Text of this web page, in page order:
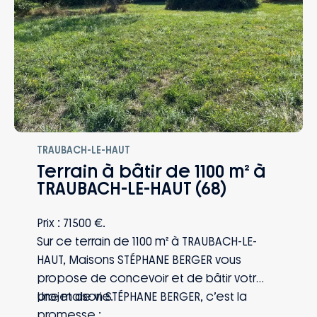
famille êtes protégés, quoi qu’il arrive.
TRAUBACH-LE-HAUT
Terrain à bâtir de 1100 m² à
TRAUBACH-LE-HAUT (68)
Prix : 71500 €.
Sur ce terrain de 1100 m² à TRAUBACH-LE-
HAUT, Maisons STÉPHANE BERGER vous
propose de concevoir et de bâtir votre
projet de vie.
Une maison STÉPHANE BERGER, c’est la